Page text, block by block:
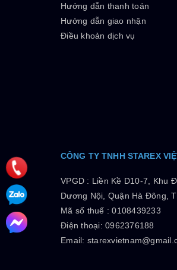
Hướng dẫn thanh toán
Hướng dẫn giao nhận
Điều khoản dịch vụ
CÔNG TY TNHH STAREX
VPGD : Liền Kề D10-7, Khu
Dương Nội, Quận Hà Đông,
Mã số thuế :0108439233
Điện thoại: 0962376188
Email: